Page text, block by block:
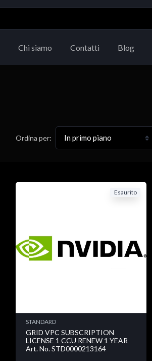
Chi siamo Contatti Blog
Ordina per:
Esaurito
STANDARD
GRID VPC SUBSCRIPTION
LICENSE 1 CCU RENEW 1 YEAR
Art. No. STD0000213164